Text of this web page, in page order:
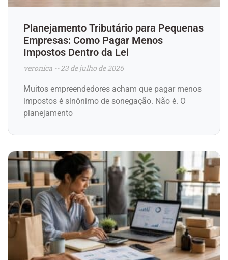
Planejamento Tributário para Pequenas
Empresas: Como Pagar Menos
Impostos Dentro da Lei
veronica 23 de julho de 2026
Muitos empreendedores acham que pagar menos
impostos é sinônimo de sonegação. Não é. O
planejamento